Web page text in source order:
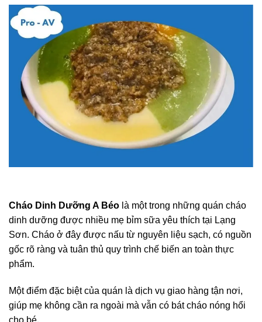
Cháo Dinh Dưỡng A Béo là một trong những quán cháo
dinh dưỡng được nhiều mẹ bỉm sữa yêu thích tại Lạng
Sơn. Cháo ở đây được nấu từ nguyên liệu sạch, có nguồn
gốc rõ ràng và tuân thủ quy trình chế biến an toàn thực
phẩm.
Một điểm đặc biệt của quán là dịch vụ giao hàng tận nơi,
giúp mẹ không cần ra ngoài mà vẫn có bát cháo nóng hổi
cho bé.